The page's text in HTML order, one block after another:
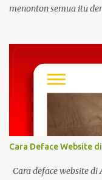
menonton semua itu
sepertinya harus
film, konser, drama,
bisa menjadi jalan
Pengalaman ini
@kdrama_menfess
unggahannya, terlihat
setelah digunakan
Web kayak gini
virus juga. Coba deh
Cara Deface Website
Cara deface website